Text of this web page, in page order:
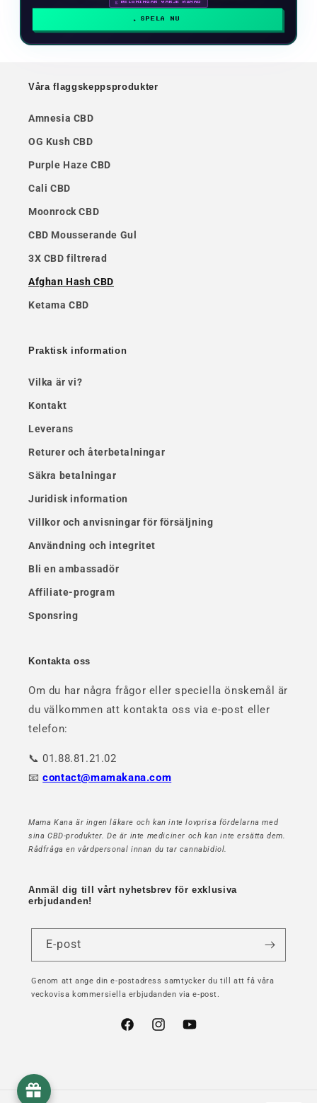
🗓 BELÖNINGAR VARJE MÅNAD
SPELA NU
Våra flaggskeppsprodukter
Amnesia CBD
OG Kush CBD
Purple Haze CBD
Cali CBD
Moonrock CBD
CBD Mousserande Gul
3X CBD filtrerad
Afghan Hash CBD
Ketama CBD
Praktisk information
Vilka är vi?
Kontakt
Leverans
Returer och återbetalningar
Säkra betalningar
Juridisk information
Villkor och anvisningar för försäljning
Användning och integritet
Bli en ambassadör
Affiliate-program
Sponsring
Kontakta oss
Om du har några frågor eller speciella önskemål är
du välkommen att kontakta oss via e-post eller
telefon:
📞 01.88.81.21.02
📧contact@mamakana.com
Mama Kana är ingen läkare och kan inte lovprisa fördelarna med
sina CBD-produkter. De är inte mediciner och kan inte ersätta dem.
Rådfråga en vårdpersonal innan du tar cannabidiol.
Anmäl dig till vårt nyhetsbrev för exklusiva
erbjudanden!
E-post
Genom att ange din e-postadress samtycker du till att få våra
veckovisa kommersiella erbjudanden via e-post.
FacebookInstagramYouTube